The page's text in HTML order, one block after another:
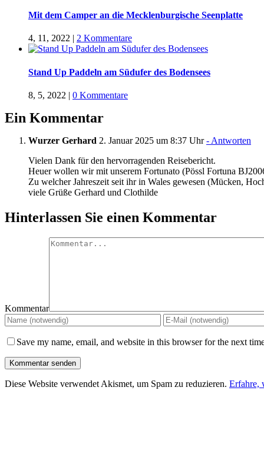
Mit dem Camper an die Mecklenburgische Seenplatte
4, 11, 2022 | 2 Kommentare
Stand Up Paddeln am Südufer des Bodensees
8, 5, 2022 | 0 Kommentare
Ein Kommentar
Wurzer Gerhard 2. Januar 2025 um 8:37 Uhr- Antworten
Vielen Dank für den hervorragenden Reisebericht.
Heuer wollen wir mit unserem Fortunato (Pössl Fortuna
Zu welcher Jahreszeit seit ihr in Wales gewesen (Mücken,
viele Grüße Gerhard und Clothilde
Hinterlassen Sie einen Kommentar
Kommentar
Save my name, email, and website in this browser for the next
Diese Website verwendet Akismet, um Spam zu reduzieren. Erfahre,